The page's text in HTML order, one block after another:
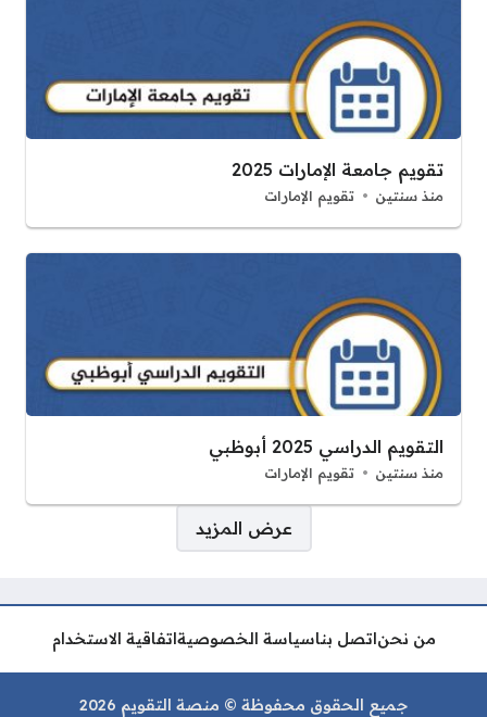
تقويم جامعة الإمارات 2025
منذ سنتين تقويم الإمارات
التقويم الدراسي 2025 أبوظبي
منذ سنتين تقويم الإمارات
عرض المزيد
من نحناتصل بناسياسة الخصوصيةاتفاقية الاستخدام
جميع الحقوق محفوظة © منصة التقويم 2026